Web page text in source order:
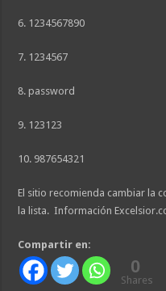
6. 1234567890
7. 1234567
8. password
9. 123123
10. 987654321
El sitio recomienda cambiar la
la lista. Información
Compartir en:
0
Shares